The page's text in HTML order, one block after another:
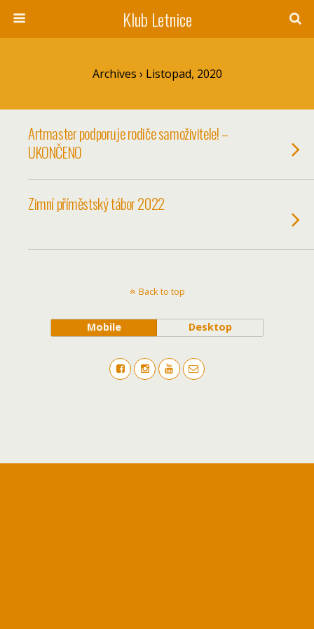
Klub Letnice
Archives › Listopad, 2020
Artmaster podporuje rodiče samoživitele! –
UKONČENO
Zimní příměstský tábor 2022
Back to top
Mobile Desktop